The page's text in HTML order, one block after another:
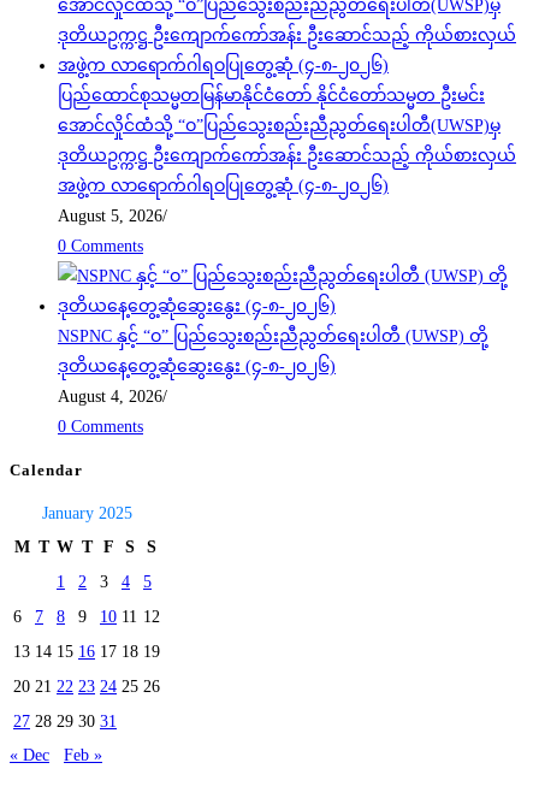
ပြည်ထောင်စုသမ္မတမြန်မာနိုင်ငံတော် နိုင်ငံတော်သမ္မတ ဦးမင်း
အောင်လှိုင်ထံသို့ “ဝ”ပြည်သွေးစည်းညီညွတ်ရေးပါတီ(UWSP)မှ
ဒုတိယဥက္ကဋ္ဌ ဦးကျောက်ကော်အန်း ဦးဆောင်သည့် ကိုယ်စားလှယ်
အဖွဲ့က လာရောက်ဂါရဝပြုတွေ့ဆုံ (၄-၈-၂၀၂၆)
August 5, 2026/
0 Comments
NSPNC နှင့် “ဝ” ပြည်သွေးစည်းညီညွတ်ရေးပါတီ (UWSP) တို့
ဒုတိယနေ့တွေ့ဆုံဆွေးနွေး (၄-၈-၂၀၂၆)
August 4, 2026/
0 Comments
Calendar
January 2025
M T W T F S
S
1
2 3 4
5
6
7 8 9 10 11 12
13 14 15 16 17 18 19
20 21 22 23 24 25 26
27 28 29 30 31
« Dec
Feb »